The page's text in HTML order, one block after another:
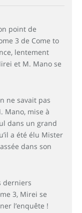
point de
3 de Come to
lentement
et M. Mano se
ne savait pas
Mano, mise à
dans un grand
a été élu Mister
dans son
derniers
3, Mirei se
l’enquête !